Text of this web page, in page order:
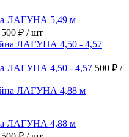
ЛАГУНА 5,49 м
500 ₽ / шт
ЛАГУНА 4,50 - 4,57 500 ₽ /
ЛАГУНА 4,88 м